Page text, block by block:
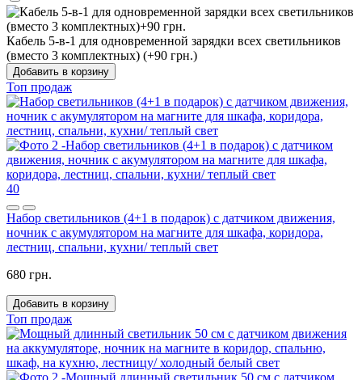
Кабель 5-в-1 для одновременной зарядки всех светильников
(вместо 3 комплектных) (+90 грн.)
Добавить в корзину
Топ продаж
40
Набор светильников (4+1 в подарок) с датчиком движения,
ночник с акумулятором на магните для шкафа, коридора,
лестниц, спальни, кухни/ теплый свет
680 грн.
Добавить в корзину
Топ продаж